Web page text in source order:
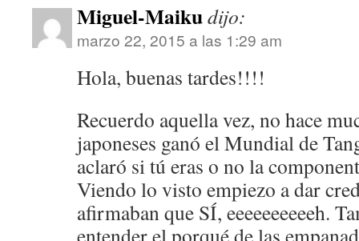
Miguel-Maikudijo:
marzo 22, 2015 a las 1:29 am
Hola, buenas tardes!!!!
Recuerdo aquella vez, no hace
japoneses ganó el Mundial de
aclaró si tú eras o no la
Viendo lo visto empiezo a dar
afirmaban que SÍ, eeeeeeeeeeh.
entender el porqué de las